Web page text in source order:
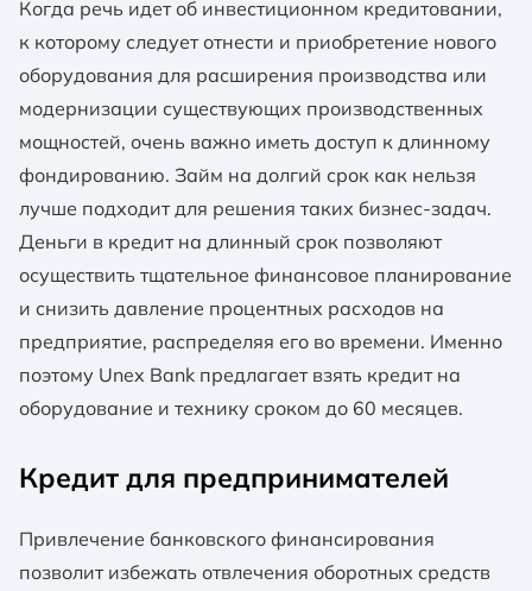
Когда речь идет об инвестиционном кредитовании,
к которому следует отнести и приобретение нового
оборудования для расширения производства или
модернизации существующих производственных
мощностей, очень важно иметь доступ к длинному
фондированию. Займ на долгий срок как нельзя
лучше подходит для решения таких бизнес-задач.
Деньги в кредит на длинный срок позволяют
осуществить тщательное финансовое планирование
и снизить давление процентных расходов на
предприятие, распределяя его во времени. Именно
поэтому Unex Bank предлагает взять кредит на
оборудование и технику сроком до 60 месяцев.
Кредит для предпринимателей
Привлечение банковского финансирования
позволит избежать отвлечения оборотных средств